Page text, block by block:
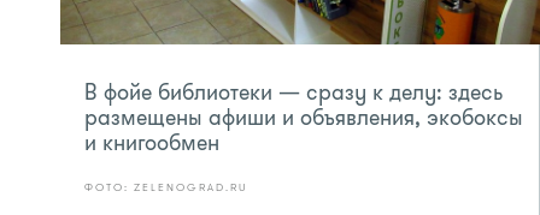
В фойе библиотеки — сразу к делу: здесь
размещены афиши и объявления, экобоксы
и книгообмен
ФОТО: ZELENOGRAD.RU